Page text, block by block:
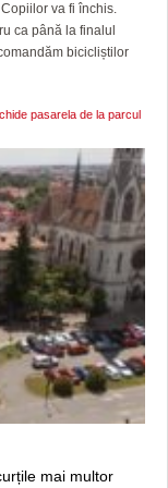
va fi închis.
ca până la finalul
bicicliștilor
pasarela de la parcul
mai multor